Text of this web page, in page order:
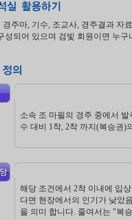
경주마, 기수, 조교사, 경주결과 자
성되어 있으며 검빛 회원이면 누구
소속 조 마필의 경주 중에서
수 대비 1착, 2착 까지(복승권)
해당 조건에서 2착 이내에 입
다면 현장에서의 인기가 낮았
을 의미 합니다. 줄여서는 "복